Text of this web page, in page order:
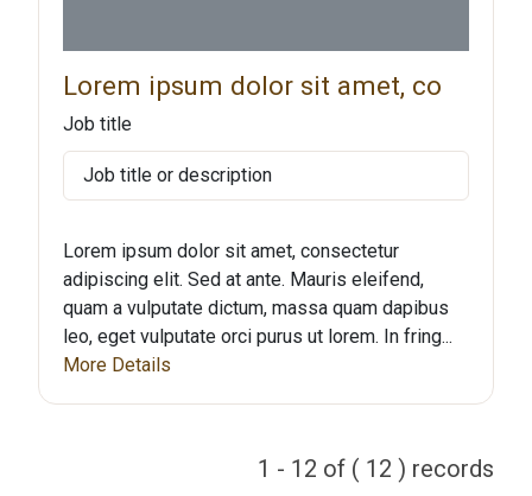
Lorem ipsum dolor sit amet, co
Job title
Job title or description
Lorem ipsum dolor sit amet, consectetur
adipiscing elit. Sed at ante. Mauris eleifend,
quam a vulputate dictum, massa quam dapibus
leo, eget vulputate orci purus ut lorem. In fring...
More Details
1 - 12 of ( 12 ) records